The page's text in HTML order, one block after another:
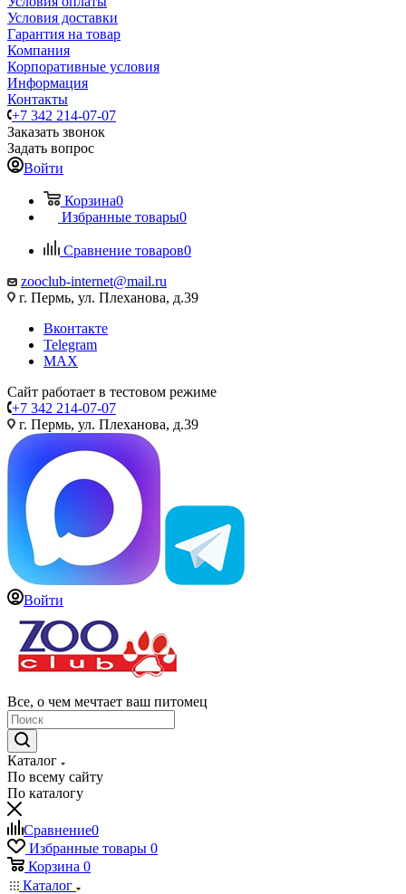
Условия доставки
Гарантия на товар
Компания
Корпоративные условия
Информация
Контакты
+7 342 214-07-07
Заказать звонок
Задать вопрос
Войти
Корзина0
Избранные товары0
Сравнение товаров0
zooclub-internet@mail.ru
г. Пермь, ул. Плеханова, д.39
Вконтакте
Telegram
MAX
Сайт работает в тестовом режиме
+7 342 214-07-07
г. Пермь, ул. Плеханова, д.39
Войти
Все, о чем мечтает ваш питомец
Каталог
По всему сайту
По каталогу
Сравнение0
Избранные товары 0
Корзина 0
Каталог